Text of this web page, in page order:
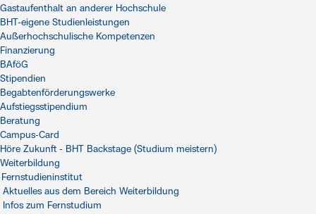
Gastaufenthalt an anderer Hochschule
BHT-eigene Studienleistungen
Außerhochschulische Kompetenzen
Finanzierung
BAföG
Stipendien
Begabtenförderungswerke
Aufstiegsstipendium
Beratung
Campus-Card
Höre Zukunft - BHT Backstage (Studium meistern)
Weiterbildung
Fernstudieninstitut
Aktuelles aus dem Bereich Weiterbildung
Infos zum Fernstudium